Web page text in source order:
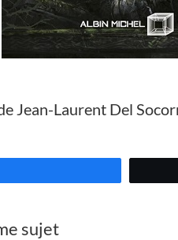
Jean-Laurent Del
sujet